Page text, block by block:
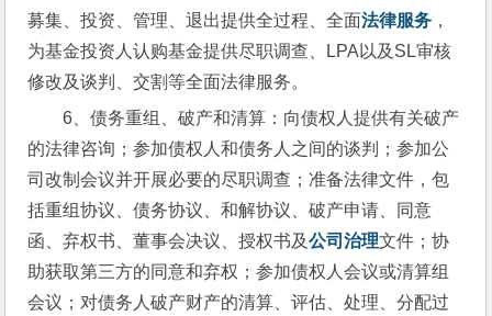
募集、投资、管理、退出提供全过程、全面法律服务 ，
为基金投资人认购基金提供尽职调查、LPA以及SL审核
修改及谈判、交割等全面法律服务。
6、债务重组、破产和清算：向债权人提供有关破产
的法律咨询；参加债权人和债务人之间的谈判；参加公
司改制会议并开展必要的尽职调查；准备法律文件，包
括重组协议、债务协议、和解协议、破产申请、同意
函、弃权书、董事会决议、授权书及公司治理文件；协
助获取第三方的同意和弃权；参加债权人会议或清算组
会议；对债务人破产财产的清算、评估、处理、分配过